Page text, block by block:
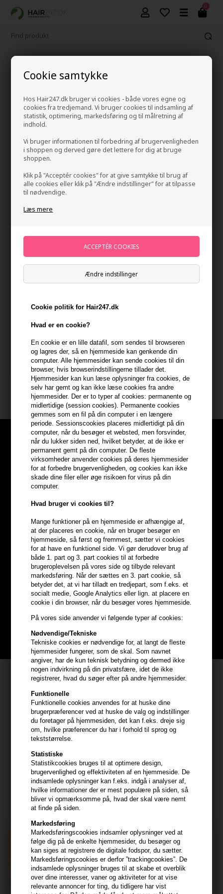
Cookie samtykke
Hos Hair247.dk bruger vi cookies - både vores egne og
cookies fra tredjemand. Vi bruger cookies til indsamling af
statistik, optimering, markedsføring og til målretning af
indhold.
Vi bruger informationen til forbedring af brugervenligheden
i shoppen og derved gøre det lettere for dig at bruge
shoppen.
Klik på "Acceptér cookies" for at give samtykke til brug af
alle cookies eller klik på "Ændre indstillinger" for at tilpasse
til nødvendige.
Læs mere
Ændre indstillinger
Cookie politik for Hair247.dk
Hvad er en cookie?
En cookie er en lille datafil, som sendes til browseren
og lagres der, så en hjemmeside kan genkende din
computer. Alle hjemmesider kan sende cookies til din
browser, hvis browserindstillingerne tillader det.
Hjemmesider kan kun læse oplysninger fra cookies, de
selv har gemt og kan ikke læse cookies fra andre
hjemmesider. Der er to typer af cookies: permanente og
midlertidige (session cookies). Permanente cookies
gemmes som en fil på din computer i en længere
periode. Sessionscookies placeres midlertidigt på din
computer, når du besøger et websted, men forsvinder,
når du lukker siden ned, hvilket betyder, at de ikke er
permanent gemt på din computer. De fleste
virksomheder anvender cookies på deres hjemmesider
for at forbedre brugervenligheden, og cookies kan ikke
skade dine filer eller øge risikoen for virus på din
computer.
Hvad bruger vi cookies til?
Mange funktioner på en hjemmeside er afhængige af,
at der placeres en cookie, når en bruger besøger en
hjemmeside, så først og fremmest, sætter vi cookies
for at have en funktionel side. Vi gør derudover brug af
både 1. part og 3. part cookies til at forbedre
brugeroplevelsen på vores side og tilbyde relevant
markedsføring. Når der sættes en 3. part cookie, så
betyder det, at vi har tilladt en tredjepart, som f.eks. et
socialt medie, Google Analytics eller lign. at placere en
cookie i din browser, når du besøger vores hjemmeside.
På vores side anvender vi følgende typer af cookies:
Nødvendige/Tekniske
Tekniske cookies er nødvendige for, at langt de fleste
hjemmesider fungerer, som de skal. Som navnet
angiver, har de kun teknisk betydning og dermed ikke
nogen indvirkning på din privatsfære, idet de ikke
registrerer, hvad du søger efter på andre hjemmesider.
Funktionelle
Funktionelle cookies anvendes for at huske dine
brugerpræferencer ved at huske de valg og indstillinger
du foretager på hjemmesiden, det kan f.eks. dreje sig
om, hvilke præferencer du har i forhold til sprog og
tekststørrelse.
Statistiske
Statistikcookies bruges til at optimere design,
brugervenlighed og effektiviteten af en hjemmeside. De
indsamlede oplysninger kan f.eks. indgå i analyser af,
hvilke informationer der er mest populære på siden, så
bliver vi opmærksomme på, hvad der skal være nemt
at finde på siden.
Markedsføring
Markedsføringscookies indsamler oplysninger ved at
følge dig på de enkelte hjemmesider, du besøger og
kan siges at registrere de digitale fodspor, du sætter.
Markedsføringscookies er derfor ”trackingcookies”. De
indsamlede oplysninger bruges til at skabe et overblik
over dine interesser, vaner og aktiviteter for at vise
relevante annoncer for ting, du tidligere har vist
0
1-2 hverdage leveringstid
Cleansing Conditioner
Forside Hårpleje Conditioner» Cleansing Conditioner
Rebalancing Cleansing
475,00 DKK
Optjen5% bonuskroner
hele din ordre
handler
BLIV GRATIS MEDLEM HER
Kundeservice
HAIR247
Frisenborgvej 6A
7800 Skive
CVR: 44874253
Tlf. 23839799 (hverdage 9-14)
Modtag tilbud mm
Tilmeld dig nyhedsbrev - du kan altid afmelde det igen.
TILMELD